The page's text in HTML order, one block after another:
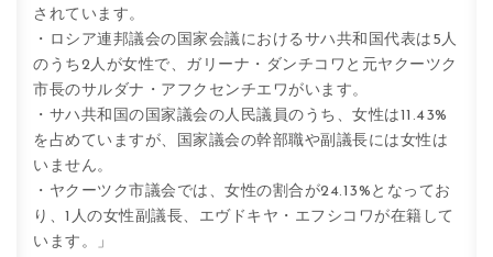
されています。
・ロシア連邦議会の国家会議におけるサハ共和国代表は5人
のうち2人が女性で、ガリーナ・ダンチコワと元ヤクーツク
市長のサルダナ・アフクセンチエワがいます。
・サハ共和国の国家議会の人民議員のうち、女性は11.43%
を占めていますが、国家議会の幹部職や副議長には女性は
いません。
・ヤクーツク市議会では、女性の割合が24.13%となってお
り、1人の女性副議長、エヴドキヤ・エフシコワが在籍して
います。」